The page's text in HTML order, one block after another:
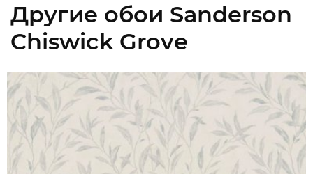
Другие обои Sanderson
Chiswick Grove